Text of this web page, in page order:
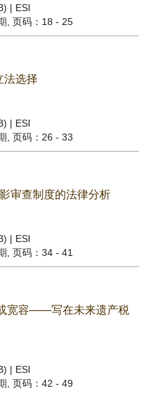
| ESI
, 页码：18 - 25
法选择
| ESI
, 页码：26 - 33
审查制度的法律分析
| ESI
, 页码：34 - 41
宽容——写在未来遗产税
| ESI
, 页码：42 - 49